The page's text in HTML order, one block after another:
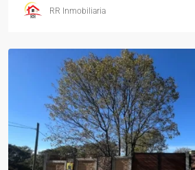
RR Inmobiliaria